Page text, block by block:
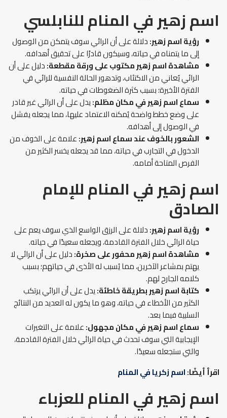
اسم زهير في المنام للنابلسي
رؤية اسم زهير:دلالة على أن الرائي سوف يتمكن من الوصول
إلى ما يتمناه في حياته، وسيكون قادرًا على تحقيق أهدافه.
مشاهدة اسم زهير مكتوب على ورقة مقطعة:دليل على أن
الرائي يُعاني من الاكتئاب، وتدهور الحالة النفسية للرائي في
الفترة الأخيرة؛ بسبب كثرة الضغوطات في حياته.
سماع اسم زهير في مكان مظلم:يدل على أن الرائي غير قادر
على وضع خطط واضحة يُمكنه الاعتماد عليها، مما يجعله يفشل
في الوصول إلى أهدافه.
الشعور بالخوف عند سماع اسم زهير:علامة على الخوف من
الدخول في التجارب في حياته، مما قد يجعله يخسر الكثير من
الفرص المتاحة أمامه.
اسم زهير في المنام للإمام
الصادق
رؤية اسم زهير:دلالة على الرزق الواسع الذي سوف يعم على
حياة الرائي خلال الفترة القادمة، ويجعله سعيدًا في حياته.
مشاهدة اسم زهير محفور على صخرة:دليل على أن الرائي لا
يهتم بمشاعر الآخرين، مما يُسبب له الأذى في حياتهم؛ بسبب
كلامه الجارح لهم.
كتابة اسم زهير بطريقة خاطئة:يدل على أن الرائي يرتكب
الكثير من الأخطاء في حياته، وهو ما يكون له العديد من النتائج
السلبية فيما بعد.
سماع اسم زهير في مكان مجهول:علامة على التغيرات
الإيجابية التي سوف تحدث في حياة الرائي خلال الفترة القادمة،
والتي ستجعله سعيدًا.
اقرأ أيضًا:اسم زكريا في المنام
اسم زهير في المنام للعزباء